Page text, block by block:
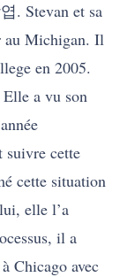
. Stevan et sa
au Michigan. Il
en 2005.
a vu son
suivre cette
cette situation
elle l’a
il a
Chicago avec